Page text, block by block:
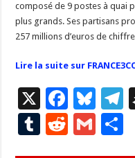
composé de 9 postes à quai
plus grands. Ses partisans
257 millions d’euros de
Lire la suite sur
X
F
ac
e
Bl
u
es
T
R
G